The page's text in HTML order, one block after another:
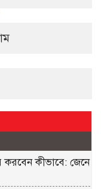
করবেন কীভাবে: জেনে